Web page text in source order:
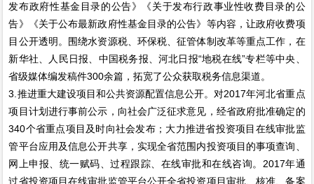
发布政府性基金目录的公告》《关于发布行政事业性收费目录的公
告》《关于公布最新政府性基金目录的公告》等内容，让政府收费项
目公开透明。围绕水资源税、环保税、征管体制改革等重点工作，在
新华社、人民日报、中国税务报、河北日报“地税在线”专栏等中央、
省级媒体编发稿件300余篇，拓宽了公众获取税务信息渠道。
3.推进重大建设项目和公共资源配置信息公开。对2017年河北省重点
项目计划进行事前公示，向社会广泛征求意见，经省政府批准确定的
340个省重点项目及时向社会发布；大力推进省投资项目在线审批监
管平台应用及信息公开共享，实现全省范围内投资项目的事项查询、
网上申报、统一赋码、过程跟踪、在线审批和在线咨询。2017年通
过省投资项目在线审批监管平台公开全省投资项目审批、核准、备案